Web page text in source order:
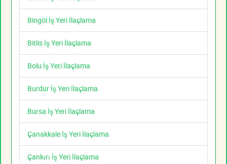
Bingöl İş Yeri İlaçlama
Bitlis İş Yeri İlaçlama
Bolu İş Yeri İlaçlama
Burdur İş Yeri İlaçlama
Bursa İş Yeri İlaçlama
Çanakkale İş Yeri İlaçlama
Çankırı İş Yeri İlaçlama